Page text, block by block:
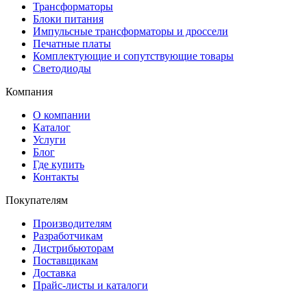
Трансформаторы
Блоки питания
Импульсные трансформаторы и дроссели
Печатные платы
Комплектующие и сопутствующие товары
Светодиоды
Компания
О компании
Каталог
Услуги
Блог
Где купить
Контакты
Покупателям
Производителям
Разработчикам
Дистрибьюторам
Поставщикам
Доставка
Прайс-листы и каталоги